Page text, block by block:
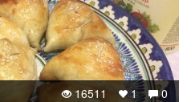
0
1
16511